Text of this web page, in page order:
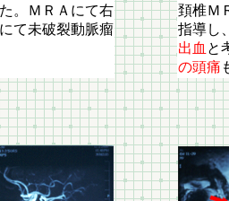
。ＭＲＡにて右
て未破裂動脈瘤
頚椎Ｍ
指導し
出血 と
の頭痛